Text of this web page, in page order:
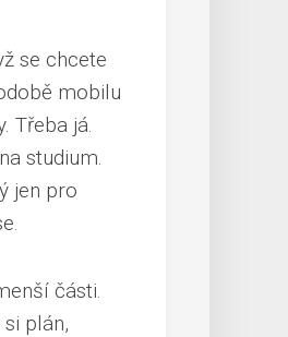
se chcete
mobilu
Třeba já.
studium.
jen pro
části.
plán,